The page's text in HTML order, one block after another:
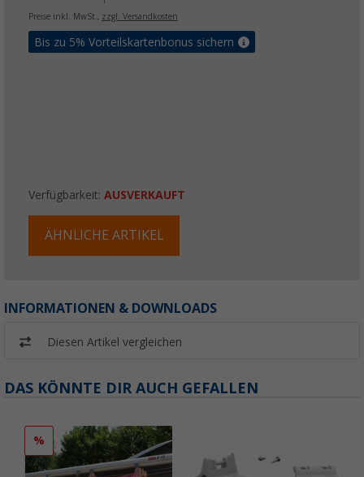
Preise inkl. MwSt., zzgl. Versandkosten
Bis zu 5% Vorteilskartenbonus sichern
Verfügbarkeit: AUSVERKAUFT
ÄHNLICHE ARTIKEL
INFORMATIONEN & DOWNLOADS
Diesen Artikel vergleichen
DAS KÖNNTE DIR AUCH GEFALLEN
%